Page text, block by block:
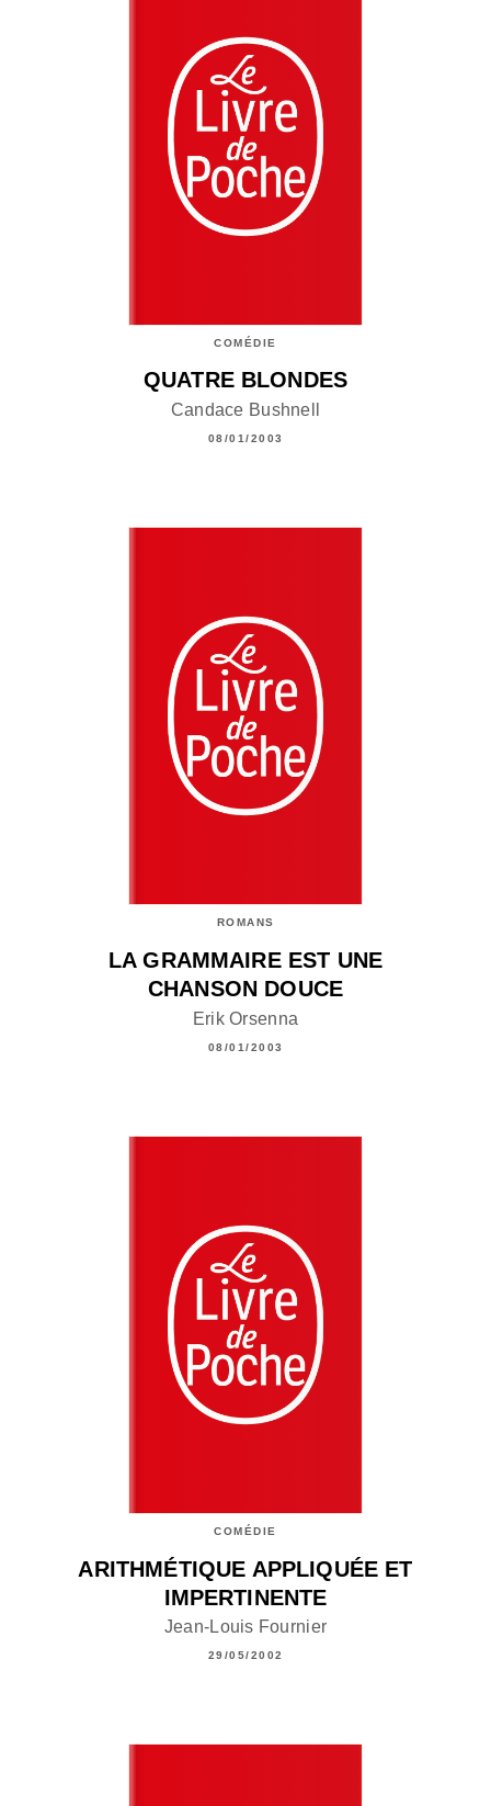
COMÉDIE
QUATRE BLONDES
Candace Bushnell
08/01/2003
ROMANS
LA GRAMMAIRE EST UNE
CHANSON DOUCE
Erik Orsenna
08/01/2003
COMÉDIE
ARITHMÉTIQUE APPLIQUÉE ET
IMPERTINENTE
Jean-Louis Fournier
29/05/2002